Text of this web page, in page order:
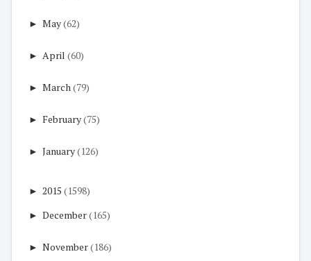
► May(62)
► April (60)
► March(79)
► February(75)
► January(126)
► 2015 (1598)
► December(165)
► November(186)